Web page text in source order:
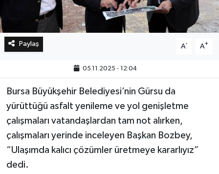
Paylaş A- A+
05.11.2025 - 12:04
Bursa Büyükşehir Belediyesi’nin Gürsu da
yürüttüğü asfalt yenileme ve yol genişletme
çalışmaları vatandaşlardan tam not alırken,
çalışmaları yerinde inceleyen Başkan Bozbey,
“Ulaşımda kalıcı çözümler üretmeye kararlıyız”
dedi.